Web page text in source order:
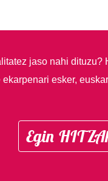
jaso nahi dituzu?
ekarpenari esker,
Egin